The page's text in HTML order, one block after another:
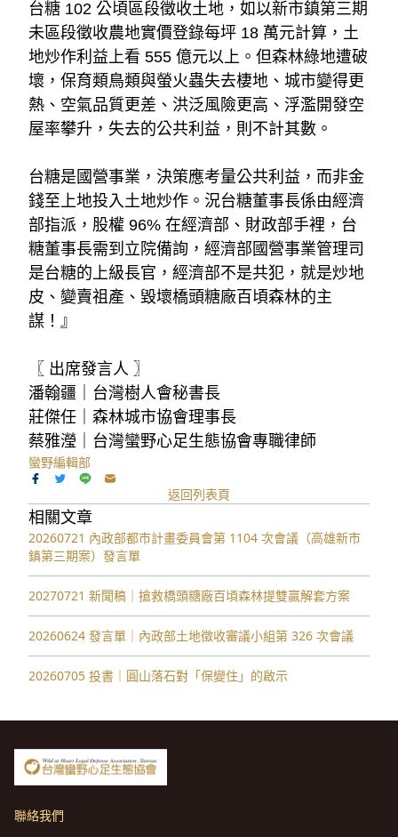
台糖 102 公頃區段徵收土地，如以新市鎮第三期
未區段徵收農地實價登錄每坪 18 萬元計算，土
地炒作利益上看 555 億元以上。但森林綠地遭破
壞，保育類鳥類與螢火蟲失去棲地、城市變得更
熱、空氣品質更差、洪泛風險更高、浮濫開發空
屋率攀升，失去的公共利益，則不計其數。
台糖是國營事業，決策應考量公共利益，而非金
錢至上地投入土地炒作。況台糖董事長係由經濟
部指派，股權 96% 在經濟部、財政部手裡，台
糖董事長需到立院備詢，經濟部國營事業管理司
是台糖的上級長官，經濟部不是共犯，就是炒地
皮、變賣祖產、毀壞橋頭糖廠百頃森林的主
謀！』
〖 出席發言人 〗
潘翰疆｜台灣樹人會秘書長
莊傑任｜森林城市協會理事長
蔡雅瀅｜台灣蠻野心足生態協會專職律師
蠻野編輯部
返回列表頁
相關文章
20260721 內政部都市計畫委員會第 1104 次會議（高雄新市
鎮第三期案）發言單
20270721 新聞稿｜搶救橋頭糖廠百頃森林提雙贏解套方案
20260624 發言單｜內政部土地徵收審議小組第 326 次會議
20260705 投書｜圓山落石對「保變住」的啟示
聯絡我們